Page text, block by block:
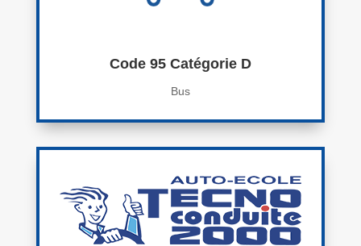
Code 95 Catégorie D
Bus